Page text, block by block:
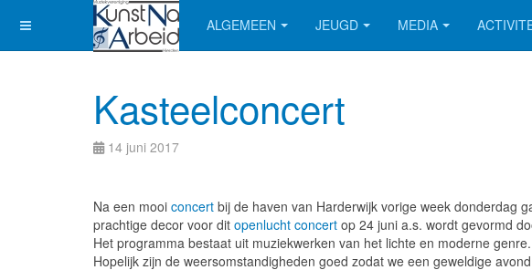
ALGEMEEN JEUGD MEDIA
Kasteelconcert
14 juni 2017
Na een mooi concert bij de haven van Harderwijk vorige week donderdag
prachtige decor voor dit openlucht concert op 24 juni a.s. wordt gevormd
Het programma bestaat uit muziekwerken van het lichte en moderne
Hopelijk zijn de weersomstandigheden goed zodat we een geweldige